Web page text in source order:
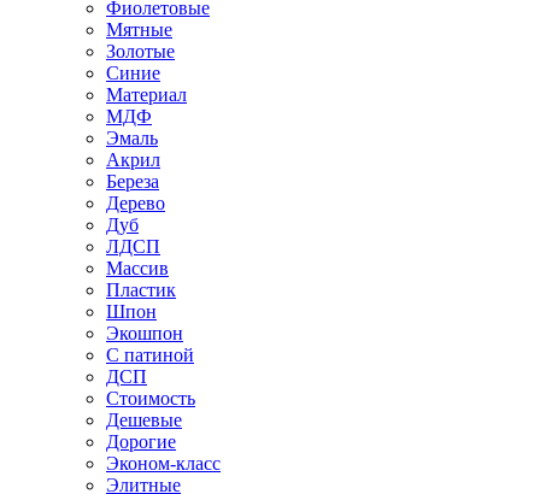
Фиолетовые
Мятные
Золотые
Синие
Материал
МДФ
Эмаль
Акрил
Береза
Дерево
Дуб
ЛДСП
Массив
Пластик
Шпон
Экошпон
С патиной
ДСП
Стоимость
Дешевые
Дорогие
Эконом-класс
Элитные